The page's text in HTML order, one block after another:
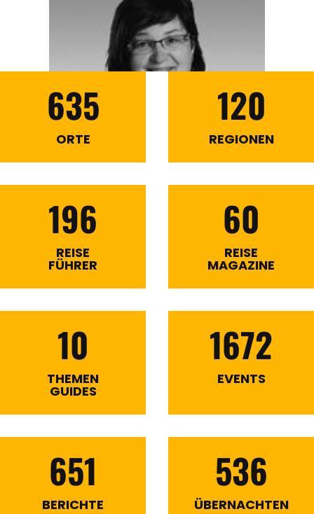
635
ORTE
120
REGIONEN
196
REISE
FÜHRER
60
REISE
MAGAZINE
10
THEMEN
GUIDES
1672
EVENTS
651
BERICHTE
536
ÜBERNACHTEN